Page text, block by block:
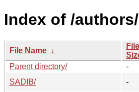
Index of /
File Name ↓
File
Parent directory/
-
SADIB/
-